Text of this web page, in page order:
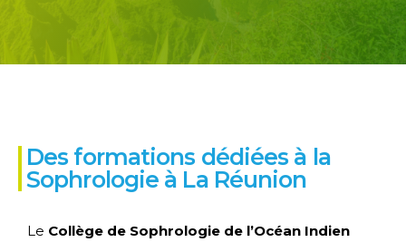
Des formations dédiées à la
Sophrologie à La Réunion
Le Collège de Sophrologie de l’Océan Indien